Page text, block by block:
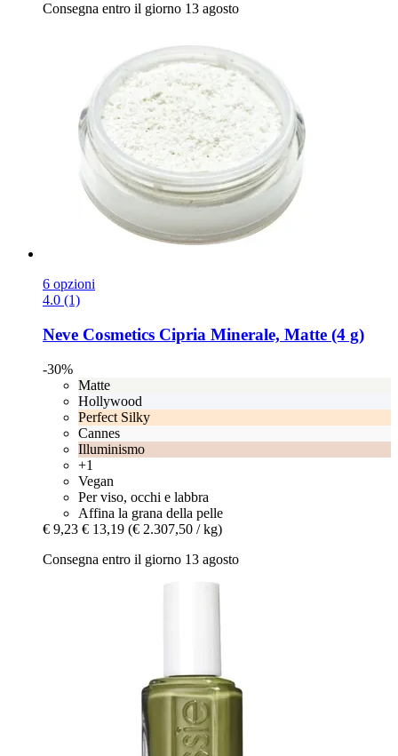
Consegna entro il giorno 13 agosto
6 opzioni
4.0 (1)
Neve Cosmetics Cipria Minerale, Matte (4 g)
-30%
Matte
Hollywood
Perfect Silky
Cannes
Illuminismo
+1
Vegan
Per viso, occhi e labbra
Affina la grana della pelle
€ 9,23 € 13,19 (€ 2.307,50 / kg)
Consegna entro il giorno 13 agosto